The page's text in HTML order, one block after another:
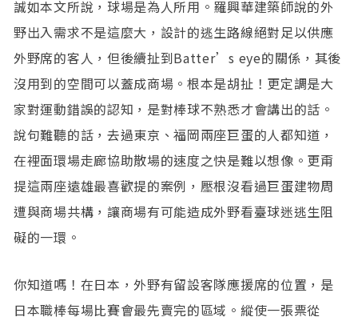
誠如本文所說，球場是為人所用。羅興華建築師說的外
野出入需求不是這麼大，設計的逃生路線絕對足以供應
外野席的客人，但後續扯到Batter’s eye的關係，其後
沒用到的空間可以蓋成商場。根本是胡扯！更定調是大
家對運動錯誤的認知，是對棒球不熟悉才會講出的話。
說句難聽的話，去過東京、福岡兩座巨蛋的人都知道，
在裡面環場走廊協助散場的速度之快是難以想像。更甭
提這兩座遠雄最喜歡提的案例，壓根沒看過巨蛋建物周
遭與商場共構，讓商場有可能造成外野看臺球迷逃生阻
礙的一環。
你知道嗎！在日本，外野有留設客隊應援席的位置，是
日本職棒每場比賽會最先賣完的區域。縱使一張票從